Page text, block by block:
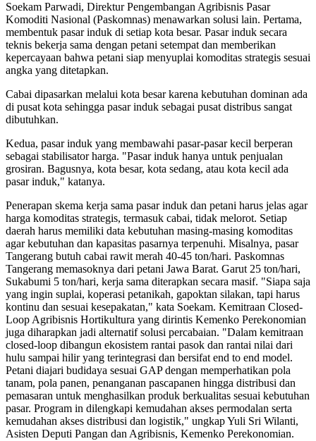
Soekam Parwadi, Direktur Pengembangan Agribisnis Pasar
Komoditi Nasional (Paskomnas) menawarkan solusi lain. Pertama,
membentuk pasar induk di setiap kota besar. Pasar induk secara
teknis bekerja sama dengan petani setempat dan memberikan
kepercayaan bahwa petani siap menyuplai komoditas strategis sesuai
angka yang ditetapkan.
Cabai dipasarkan melalui kota besar karena kebutuhan dominan ada
di pusat kota sehingga pasar induk sebagai pusat distribus sangat
dibutuhkan.
Kedua, pasar induk yang membawahi pasar-pasar kecil berperan
sebagai stabilisator harga. "Pasar induk hanya untuk penjualan
grosiran. Bagusnya, kota besar, kota sedang, atau kota kecil ada
pasar induk," katanya.
Penerapan skema kerja sama pasar induk dan petani harus jelas agar
harga komoditas strategis, termasuk cabai, tidak melorot. Setiap
daerah harus memiliki data kebutuhan masing-masing komoditas
agar kebutuhan dan kapasitas pasarnya terpenuhi. Misalnya, pasar
Tangerang butuh cabai rawit merah 40-45 ton/hari. Paskomnas
Tangerang memasoknya dari petani Jawa Barat. Garut 25 ton/hari,
Sukabumi 5 ton/hari, kerja sama diterapkan secara masif. "Siapa saja
yang ingin suplai, koperasi petanikah, gapoktan silakan, tapi harus
kontinu dan sesuai kesepakatan," kata Soekam. Kemitraan Closed-
Loop Agribisnis Hortikultura yang dirintis Kemenko Perekonomian
juga diharapkan jadi alternatif solusi percabaian. "Dalam kemitraan
closed-loop dibangun ekosistem rantai pasok dan rantai nilai dari
hulu sampai hilir yang terintegrasi dan bersifat end to end model.
Petani diajari budidaya sesuai GAP dengan memperhatikan pola
tanam, pola panen, penanganan pascapanen hingga distribusi dan
pemasaran untuk menghasilkan produk berkualitas sesuai kebutuhan
pasar. Program in dilengkapi kemudahan akses permodalan serta
kemudahan akses distribusi dan logistik," ungkap Yuli Sri Wilanti,
Asisten Deputi Pangan dan Agribisnis, Kemenko Perekonomian.